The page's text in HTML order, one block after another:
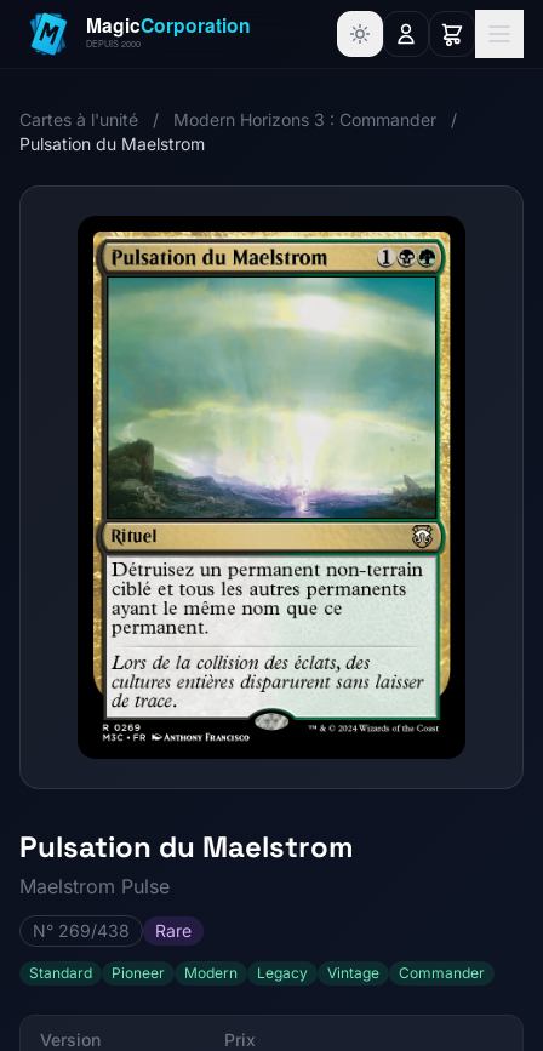
Cartes à l'unité / Modern Horizons 3 : Commander
/
Pulsation du Maelstrom
Pulsation du Maelstrom
Maelstrom Pulse
N° 269/438 Rare
Standard Pioneer Modern Legacy Vintage Commander
Version Prix